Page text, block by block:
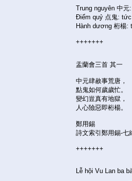
Trung nguyên 中元
Điểm quỷ 点鬼:
Hành dương 桁楊:
+++++++
盂蘭會三首 其一
中元肆赦事荒唐，
點鬼如何歲歲忙。
變幻豈真有地獄，
人心險惡即桁楊。
鄭用錫
詩文索引鄭用錫-七
+++++++
Lễ hội Vu Lan ba